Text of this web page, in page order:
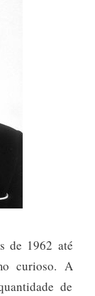
de 1962 até
curioso. A
de